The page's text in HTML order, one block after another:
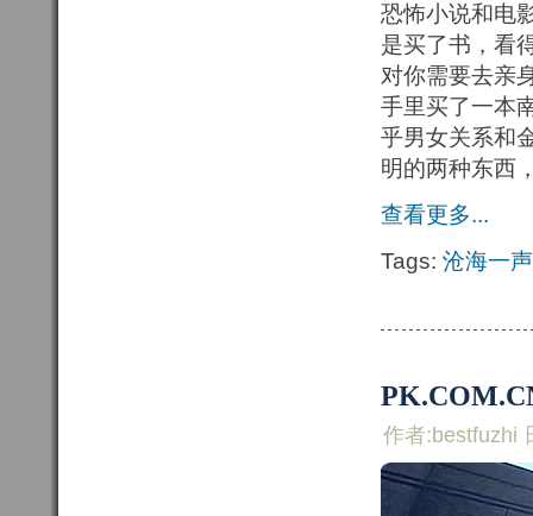
恐怖小说和电
是买了书，看
对你需要去亲
手里买了一本
乎男女关系和
明的两种东西
查看更多...
Tags: 沧海一
作者:bestfuzhi